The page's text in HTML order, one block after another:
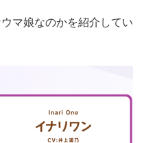
マ娘なのかを紹介してい